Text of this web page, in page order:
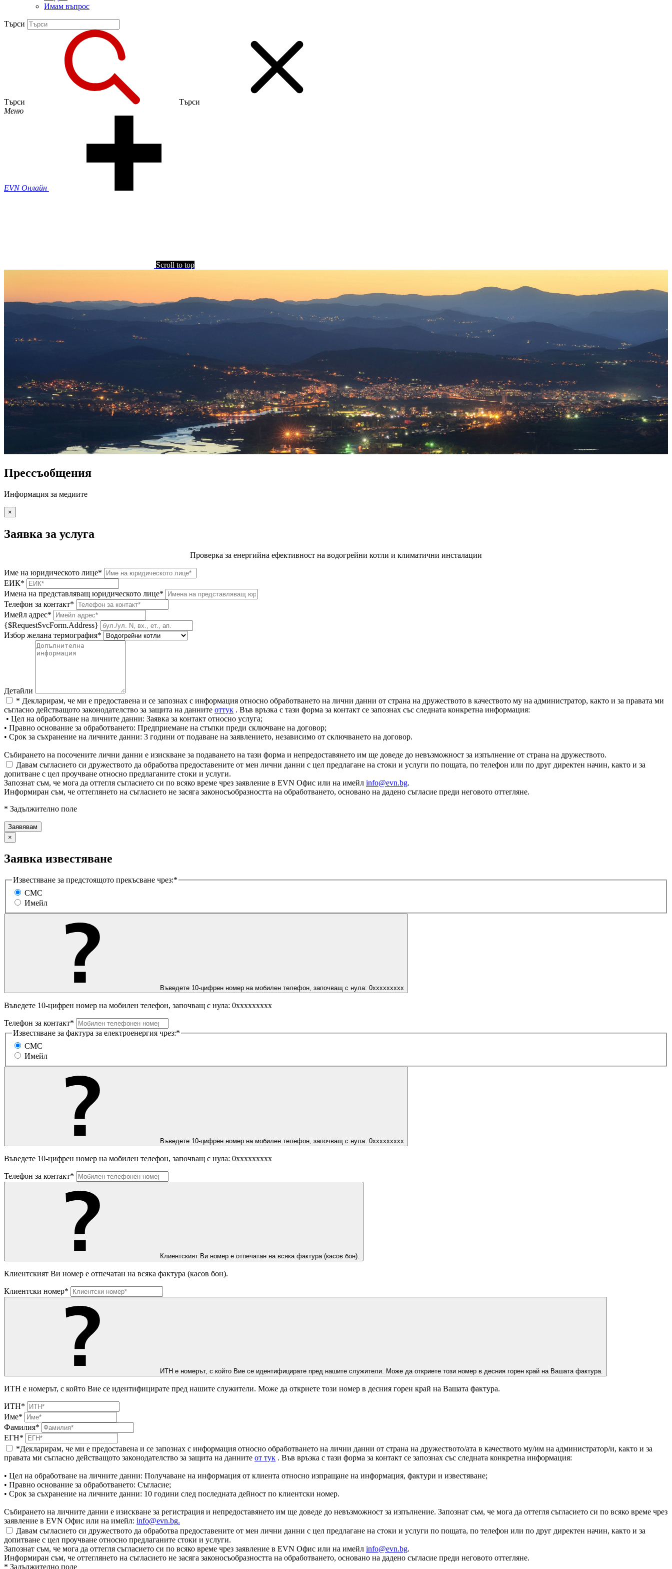
Имам въпрос
Търси
Търси
Търси
Меню
EVN Онлайн
Scroll to top
Прессъобщения
Информация за медиите
×
Заявка за услуга
Проверка за енергийна ефективност на водогрейни котли и климатични инсталации
Име на юридическото лице*
ЕИК*
Имена на представляващ юридическото лице*
Телефон за контакт*
Имейл адрес*
{$RequestSvcForm.Address}
Избор желана термография*
Детайли
* Декларирам, че ми е предоставена и се запознах с информация относно обработването на лични данни от страна на дружеството в качеството му на администратор, както и за правата ми
съгласно действащото законодателство за защита на данните оттук . Във връзка с тази форма за контакт се запознах със следната конкретна информация:
• Цел на обработване на личните данни: Заявка за контакт относно услуга;
• Правно основание за обработването: Предприемане на стъпки преди сключване на договор;
• Срок за съхранение на личните данни: 3 години от подаване на заявлението, независимо от сключването на договор.
Събирането на посочените лични данни е изискване за подаването на тази форма и непредоставянето им ще доведе до невъзможност за изпълнение от страна на дружеството.
Давам съгласието си дружеството да обработва предоставените от мен лични данни с цел предлагане на стоки и услуги по пощата, по телефон или по друг директен начин, както и за
допитване с цел проучване относно предлаганите стоки и услуги.
Запознат съм, че мога да оттегля съгласието си по всяко време чрез заявление в EVN Офис или на имейл info@evn.bg.
Информиран съм, че оттеглянето на съгласието не засяга законосъобразността на обработването, основано на дадено съгласие преди неговото оттегляне.
* Задължително поле
×
Заявка известяване
Известяване за предстоящото прекъсване чрез:*
СМС
Имейл
Въведете 10-цифрен номер на мобилен телефон, започващ с нула: 0ххххххххх
Въведете 10-цифрен номер на мобилен телефон, започващ с нула: 0ххххххххх
Телефон за контакт*
Известяване за фактура за електроенергия чрез:*
СМС
Имейл
Въведете 10-цифрен номер на мобилен телефон, започващ с нула: 0ххххххххх
Въведете 10-цифрен номер на мобилен телефон, започващ с нула: 0ххххххххх
Телефон за контакт*
Клиентският Ви номер е отпечатан на всяка фактура (касов бон).
Клиентският Ви номер е отпечатан на всяка фактура (касов бон).
Клиентски номер*
ИТН е номерът, с който Вие се идентифицирате пред нашите служители. Може да откриете този номер в десния горен край на Вашата фактура.
ИТН е номерът, с който Вие се идентифицирате пред нашите служители. Може да откриете този номер в десния горен край на Вашата фактура.
ИТН*
Име*
Фамилия*
ЕГН*
*Декларирам, че ми е предоставена и се запознах с информация относно обработването на лични данни от страна на дружеството/ата в качеството му/им на администратор/и, както и за
правата ми съгласно действащото законодателство за защита на данните от тук . Във връзка с тази форма за контакт се запознах със следната конкретна информация:
• Цел на обработване на личните данни: Получаване на информация от клиента относно изпращане на информация, фактури и известяване;
• Правно основание за обработването: Съгласие;
• Срок за съхранение на личните данни: 10 години след последната дейност по клиентски номер.
Събирането на личните данни е изискване за регистрация и непредоставянето им ще доведе до невъзможност за изпълнение. Запознат съм, че мога да оттегля съгласието си по всяко време чрез
заявление в EVN Офис или на имейл: info@evn.bg.
Давам съгласието си дружеството да обработва предоставените от мен лични данни с цел предлагане на стоки и услуги по пощата, по телефон или по друг директен начин, както и за
допитване с цел проучване относно предлаганите стоки и услуги.
Запознат съм, че мога да оттегля съгласието си по всяко време чрез заявление в EVN Офис или на имейл info@evn.bg.
Информиран съм, че оттеглянето на съгласието не засяга законосъобразността на обработването, основано на дадено съгласие преди неговото оттегляне.
* Задължително поле